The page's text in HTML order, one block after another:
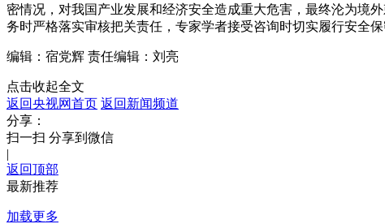
密情况，对我国产业发展和经济安全造成重大危害，最终沦为境
务时严格落实审核把关责任，专家学者接受咨询时切实履行安全
编辑：宿党辉 责任编辑：刘亮
点击收起全文
返回央视网首页 返回新闻频道
分享：
扫一扫 分享到微信
|
返回顶部
最新推荐
加载更多